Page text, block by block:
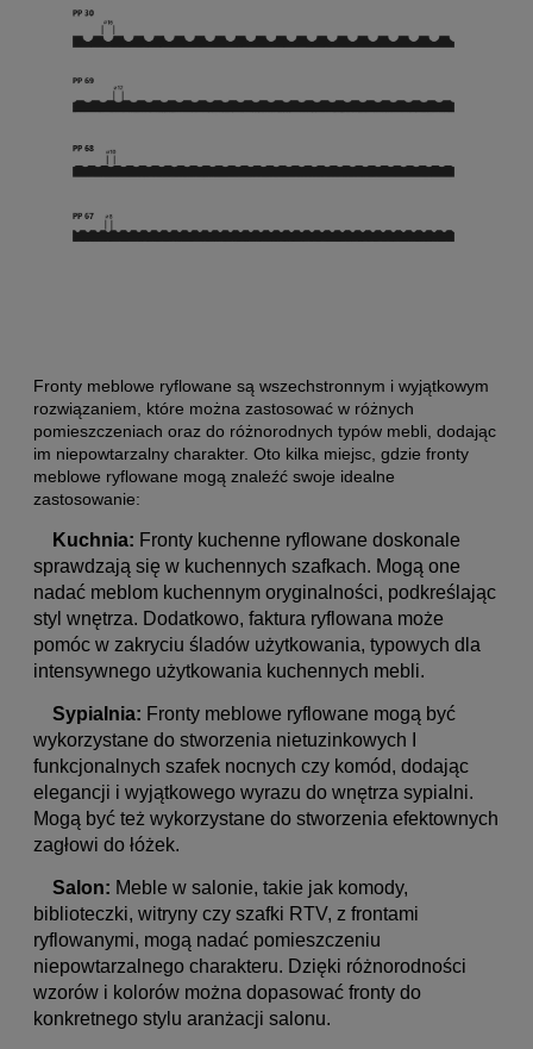
Fronty meblowe ryflowane są wszechstronnym i wyjątkowym
rozwiązaniem, które można zastosować w różnych
pomieszczeniach oraz do różnorodnych typów mebli, dodając
im niepowtarzalny charakter. Oto kilka miejsc, gdzie fronty
meblowe ryflowane mogą znaleźć swoje idealne
zastosowanie:
Kuchnia: Fronty kuchenne ryflowane doskonale
sprawdzają się w kuchennych szafkach. Mogą one
nadać meblom kuchennym oryginalności, podkreślając
styl wnętrza. Dodatkowo, faktura ryflowana może
pomóc w zakryciu śladów użytkowania, typowych dla
intensywnego użytkowania kuchennych mebli.
Sypialnia: Fronty meblowe ryflowane mogą być
wykorzystane do stworzenia nietuzinkowych I
funkcjonalnych szafek nocnych czy komód, dodając
elegancji i wyjątkowego wyrazu do wnętrza sypialni.
Mogą być też wykorzystane do stworzenia efektownych
zagłowi do łóżek.
Salon: Meble w salonie, takie jak komody,
biblioteczki, witryny czy szafki RTV, z frontami
ryflowanymi, mogą nadać pomieszczeniu
niepowtarzalnego charakteru. Dzięki różnorodności
wzorów i kolorów można dopasować fronty do
konkretnego stylu aranżacji salonu.